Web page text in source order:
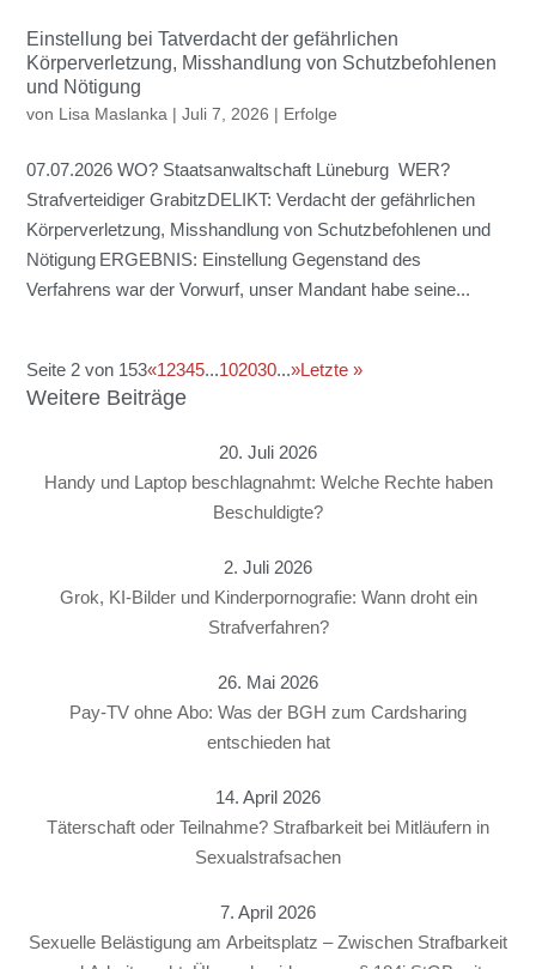
Einstellung bei Tatverdacht der gefährlichen
Körperverletzung, Misshandlung von Schutzbefohlenen
und Nötigung
von Lisa Maslanka |Juli 7, 2026 | Erfolge
07.07.2026 WO? Staatsanwaltschaft Lüneburg WER?
Strafverteidiger GrabitzDELIKT: Verdacht der gefährlichen
Körperverletzung, Misshandlung von Schutzbefohlenen und
Nötigung ERGEBNIS: Einstellung Gegenstand des
Verfahrens war der Vorwurf, unser Mandant habe seine...
Seite 2 von 153«12345...102030...»Letzte »
Weitere Beiträge
20. Juli 2026
Handy und Laptop beschlagnahmt: Welche Rechte haben
Beschuldigte?
2. Juli 2026
Grok, KI-Bilder und Kinderpornografie: Wann droht ein
Strafverfahren?
26. Mai 2026
Pay-TV ohne Abo: Was der BGH zum Cardsharing
entschieden hat
14. April 2026
Täterschaft oder Teilnahme? Strafbarkeit bei Mitläufern in
Sexualstrafsachen
7. April 2026
Sexuelle Belästigung am Arbeitsplatz – Zwischen Strafbarkeit